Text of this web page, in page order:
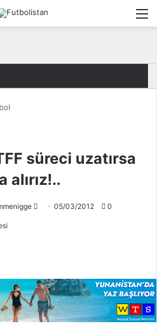
süreci uzatırsa
alırız!..
w
o
n
X
05/03/2012 0